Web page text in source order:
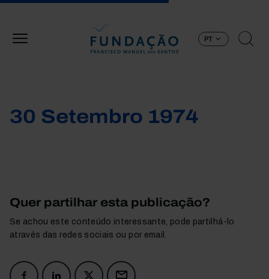
PT
30 Setembro 1974
Quer partilhar esta publicação?
Se achou este conteúdo interessante, pode partilhá-lo
através das redes sociais ou por email.